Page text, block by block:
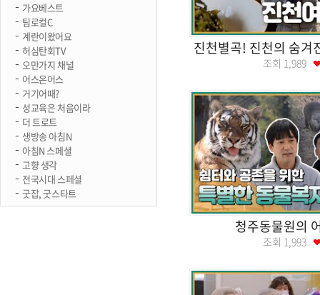
가요베스트
팀로컬C
계란이왔어요
허심탄회TV
오만가지 채널
어스온어스
거기어때?
성교육은 처음이라
더 트로트
생방송 아침N
아침N 스페셜
고향 생각
전국시대 스페셜
굿잡, 굿스타트
진천별곡! 진천의 숨겨
조회 1,989
청주동물원의
조회 1,993